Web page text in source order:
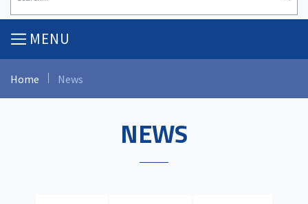
MENU
Home News
NEWS